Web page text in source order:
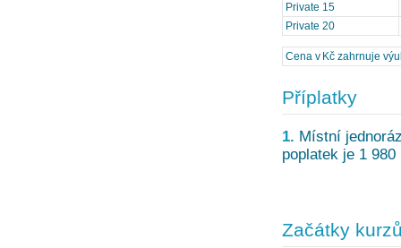
Private 15
Private 20
Cena v Kč zahrnuje
Příplatky
1. Místní
poplatek je 1 980
Začátky